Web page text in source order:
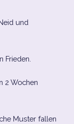
und
Frieden.
2 Wochen
Muster fallen